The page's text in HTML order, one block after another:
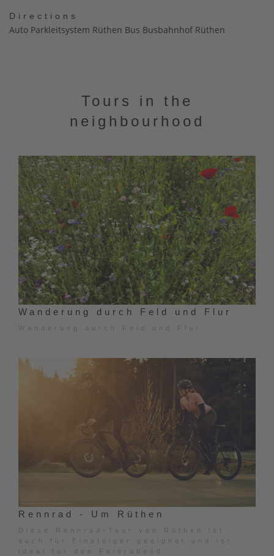
Directions
Auto Parkleitsystem Rüthen Bus Busbahnhof Rüthen
Tours in the
neighbourhood
Wanderung durch Feld und Flur
Wanderung durch Feld und Flur
Rennrad - Um Rüthen
Diese Rennrad-Tour von Rüthen ist
auch für Einsteiger geeignet und ist
ideal für den Feierabend.